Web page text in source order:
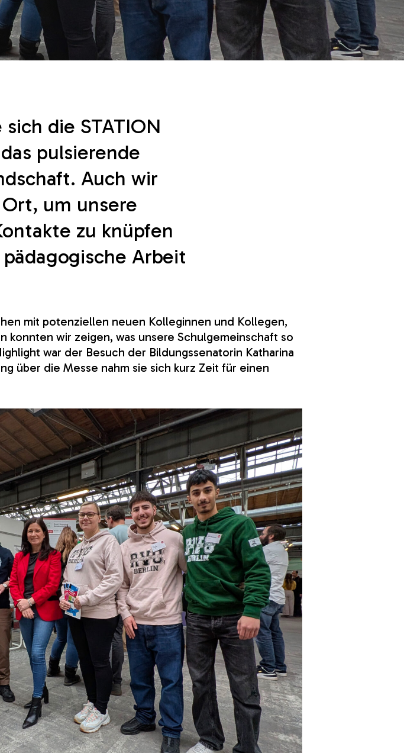
Biologie
Chemie
die STATION
pulsierende
Auch wir
um unsere
zu knüpfen
Arbeit
mit potenziellen neuen Kolleginnen und Kollegen,
konnten wir zeigen, was unsere Schulgemeinschaft so
war der Besuch der Bildungssenatorin Katharina
über die Messe nahm sie sich kurz Zeit für einen